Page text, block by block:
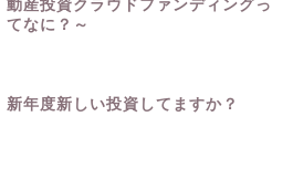
動産投資クラウドファンディングっ
てなに？～
新年度新しい投資してますか？